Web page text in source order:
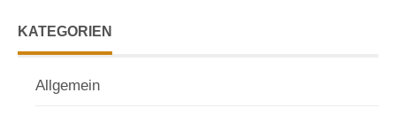
KATEGORIEN
Allgemein